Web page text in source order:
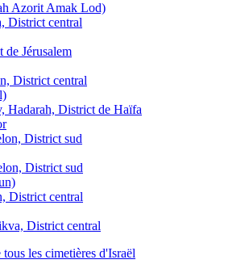
Azorit Amak Lod)
District central
Jérusalem
District central
Hadarah, District de Haïfa
District sud
District sud
District central
District central
les cimetières d'Israël